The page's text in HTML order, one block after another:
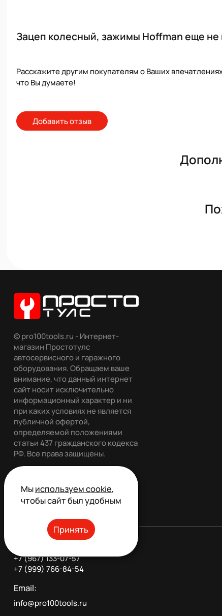
Зацеп колесный, зажимы Hoffman еще
Расскажите другим покупателям о Ваших
что Вы думаете!
Добавить отзыв
© pro100tools.ru - Интернет-
магазин Простотулс
автосервисного и гаражного
оборудования. Обращаем ваше
внимание, что данный интернет
сайт носит исключительно
информационный характер и ни
при каких условиях не является
публичной офертой,
определяемой положениями
статьи 437 гражданского кодекса
РФ. Все права защищены.
Обратный звонок
+7 (967) 133-07-57
+7 (999) 766-84-54
Email:
info@pro100tools.ru
Мыиспользуем cookie,
чтобы сайт был удобным
Принять